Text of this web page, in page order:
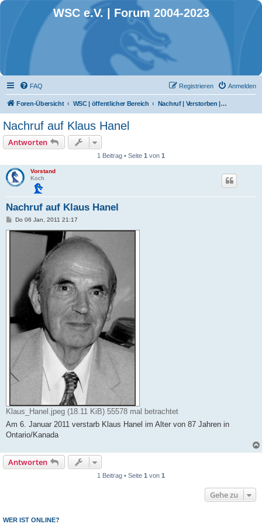
WSC e.V. | Forum 2004-2023
FAQ Anmelden
Registrieren
Foren-Übersicht WSC | öffentlicher Bereich Nachruf | Verstorben | Traueranzeigen
Nachruf auf Klaus Hanel
Antworten
1 Beitrag • Seite 1 von 1
Vorstand
Koch
Nachruf auf Klaus Hanel
B
i
Do 06 Jan, 2011 21:17
Klaus_Hanel.jpeg (18.11 KiB) 55578 mal betrachtet
Am 6. Januar 2011 verstarb Klaus Hanel im Alter von 87 Jahren in
Ontario/Kanada
Antworten
1 Beitrag • Seite 1 von 1
Gehe zu
WER IST ONLINE?